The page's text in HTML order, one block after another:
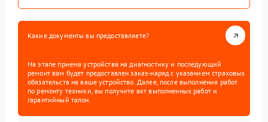
Какие документы вы предоставляете?
На этапе приема устройства на диагностику и последующий
ремонт вам будет предоставлен заказ-наряд с указанием страховых
обязательств на ваше устройство. Далее, после выполнения работ
по ремонту техники, вы получите акт выполненных работ и
гарантийный талон.